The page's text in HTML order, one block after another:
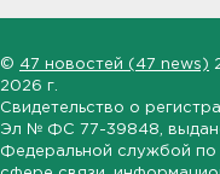
© 47 новостей (47 news)
2026 г.
Свидетельство о
Эл № ФС 77-39848 ,
Федеральной службой по